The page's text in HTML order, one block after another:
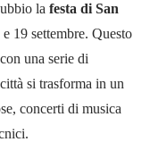
la festa di San
19 settembre. Questo
una serie di
si trasforma in un
concerti di musica